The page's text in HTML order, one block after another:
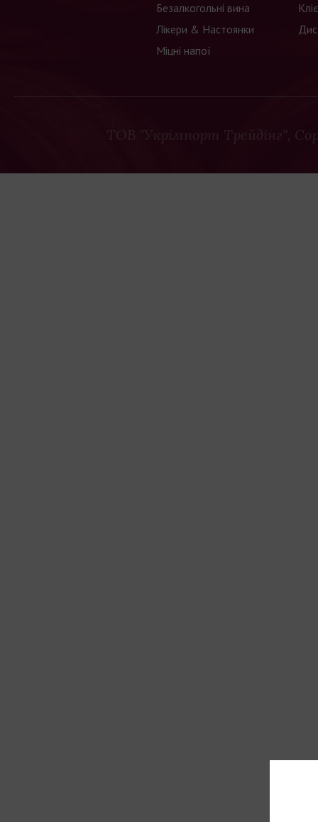
Безалкогольні вина
Лікери & Настоянки
Міцні напої
ТОВ "Укрімпорт Трейдінг",